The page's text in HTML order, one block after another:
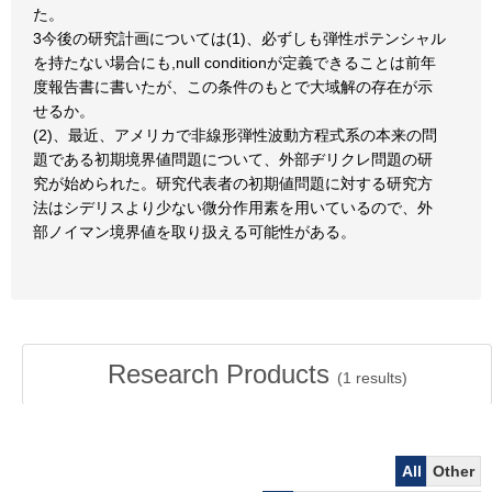
た。
3今後の研究計画については(1)、必ずしも弾性ポテンシャル
を持たない場合にも,null conditionが定義できることは前年
度報告書に書いたが、この条件のもとで大域解の存在が示
せるか。
(2)、最近、アメリカで非線形弾性波動方程式系の本来の問
題である初期境界値問題について、外部ヂリクレ問題の研
究が始められた。研究代表者の初期値問題に対する研究方
法はシデリスより少ない微分作用素を用いているので、外
部ノイマン境界値を取り扱える可能性がある。
Research Products (1 results)
All
Other